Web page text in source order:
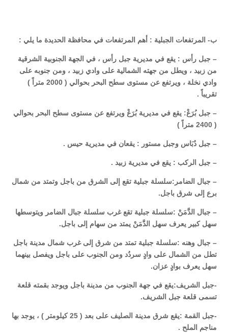
ب- المرتفعات الجبلية : أهم المرتفعات في محافظة الحديدة ما يلي :
– جبل رأس : يقع في مديرية جبل رأس ، في الجهة الجنوبية الشرقية
من زبيد ، ويطل من جهته الشمالية على وادي زبيد ، ومن جنوبه على
وادي نخلة ، ويرتفع عن مستوى سطح البحر بحوالي ( 2000 متراً )
تقريباً .
– جبل بُرَعْ: يقع في مديرية بُرَعْ ويرتفع عن مستوى سطح البحر بحوالي
( 2400 متراً )
– جبل دُبَاس وجبل مستور : يقعان في مديرية حيس .
– جبل الركب : يقع في مديرية زبيد .
– جبال الضامر:سلسلة جبلية تقع إلى الشرق من باجل وتمتد من شمال
برع إلى شرق باجل.
– جبال الدَّمَنْ :سلسلة جبلية تقع غرب سلسلة جبال الضامر ويتوسطها
سهل كبير يعرف سهل الدَّمَنْ يمتد من سهام إلى باجل.
– جبال وهنه :سلسلة جبلية تمتد من شرق إلى غرب شمال مدينة باجل
تطل من الشمال على وادٍ سردُد ومن الجنوب على باجل ويفصل بينهما
سهل يعرف بوادٍ عزان.
-جبل الشريف:يقع في جهة الجنوب من مدينة باجل ويوجد بقمته قلعة
تسمى قلعة جبل الشريف.
-جبل القمة :يقع شرق مدينة الصليف على بعد ( 25 كيلومتر ) ، يوجد بها
مناجم الملح .